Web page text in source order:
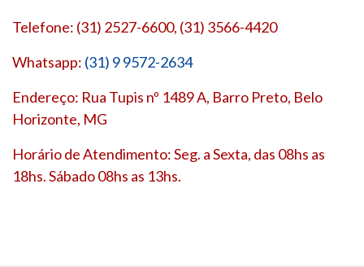
Telefone: (31) 2527-6600, (31) 3566-4420
Whatsapp: (31) 9 9572-2634
Endereço: Rua Tupis nº 1489 A, Barro Preto, Belo
Horizonte, MG
Horário de Atendimento: Seg. a Sexta, das 08hs as
18hs. Sábado 08hs as 13hs.